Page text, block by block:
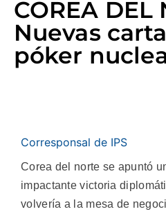
COREA DEL
Nuevas
póker
Corresponsal de IPS
Corea del norte se apuntó
impactante victoria
volvería a la mesa de